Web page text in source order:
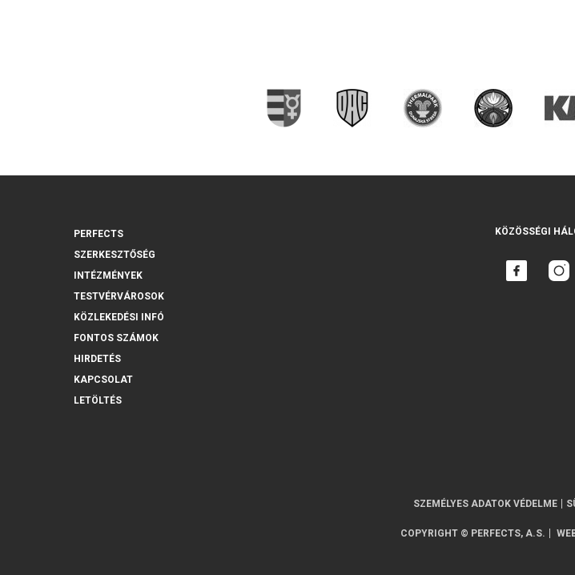
PERFECTS
SZERKESZTŐSÉG
INTÉZMÉNYEK
TESTVÉRVÁROSOK
KÖZLEKEDÉSI INFÓ
FONTOS SZÁMOK
HIRDETÉS
KAPCSOLAT
LETÖLTÉS
KÖZÖSSÉGI
SZEMÉLYES ADATOK VÉDELME
COPYRIGHT © PERFECTS, A.S.